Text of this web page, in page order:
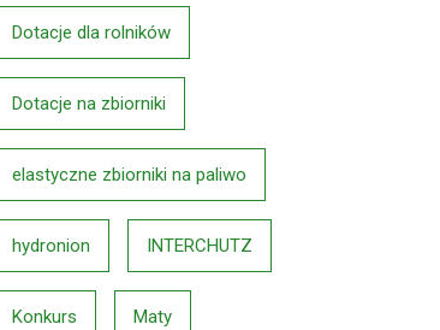
Dotacje dla rolników
Dotacje na zbiorniki
elastyczne zbiorniki na paliwo
hydronion INTERCHUTZ
Konkurs Maty